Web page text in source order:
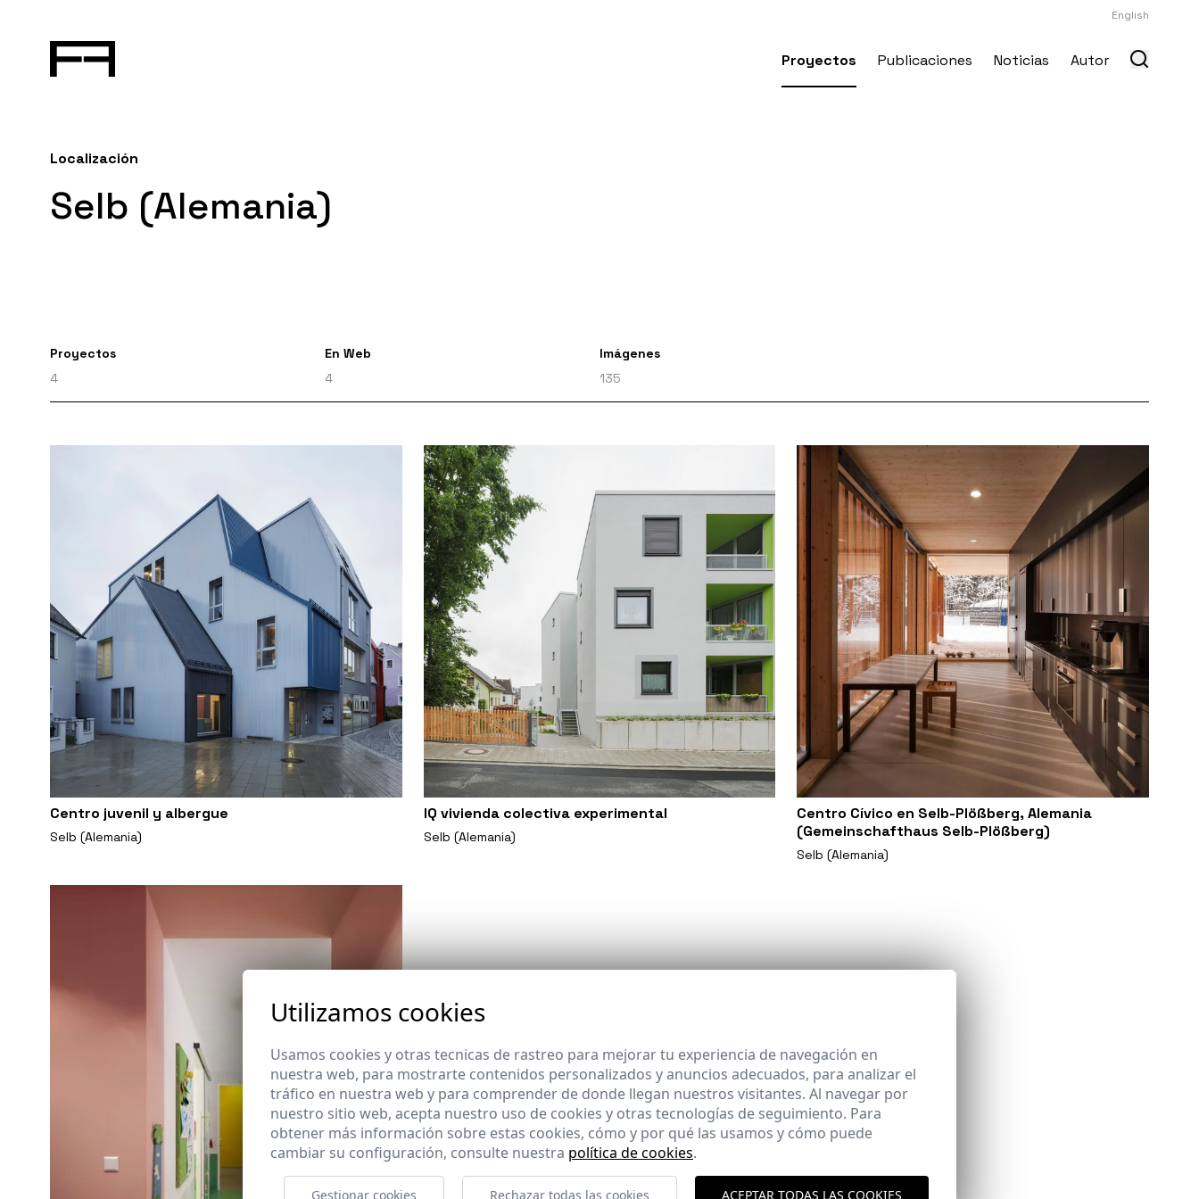
English
Proyectos Publicaciones Noticias Autor
Localización
Selb (Alemania)
Proyectos
4
En Web
4
Imágenes
135
Centro juvenil y albergue
Selb (Alemania)
IQ vivienda colectiva experimental
Selb (Alemania)
Centro Cívico en Selb-Plößberg, Alemania
(Gemeinschafthaus Selb-Plößberg)
Selb (Alemania)
Utilizamos cookies
Usamos cookies y otras tecnicas de rastreo para mejorar tu experiencia de navegación en
nuestra web, para mostrarte contenidos personalizados y anuncios adecuados, para analizar el
tráfico en nuestra web y para comprender de donde llegan nuestros visitantes. Al navegar por
nuestro sitio web, acepta nuestro uso de cookies y otras tecnologías de seguimiento. Para
obtener más información sobre estas cookies, cómo y por qué las usamos y cómo puede
cambiar su configuración, consulte nuestra política de cookies.
Gestionar cookies Rechazar todas las cookies ACEPTAR TODAS LAS COOKIES